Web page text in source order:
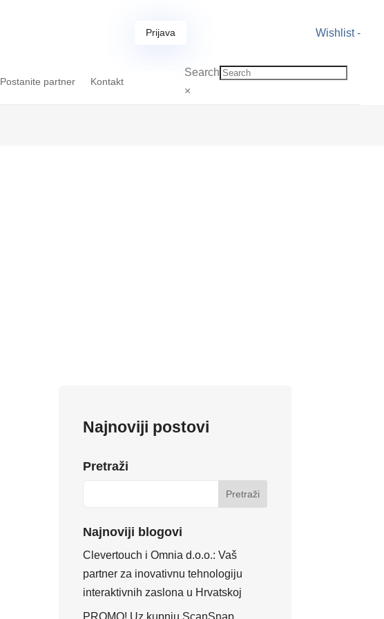
Prijava Wishlist -
Postanite partner Kontakt
Search
×
Najnoviji postovi
Pretraži
Najnoviji blogovi
Clevertouch i Omnia d.o.o.: Vaš
partner za inovativnu tehnologiju
interaktivnih zaslona u Hrvatskoj
PROMO! Uz kupnju ScanSnap